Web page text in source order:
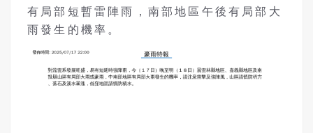
有局部短暫雷陣雨，南部地區午後有局部大
雨發生的機率。